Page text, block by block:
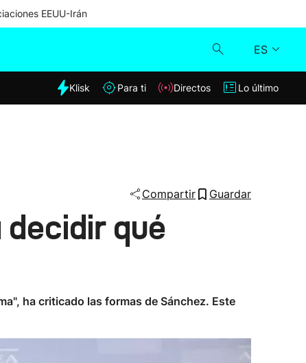
EEUU-Irán
ES
Klisk
Klisk Para ti Directos Lo último
Compartir Guardar
qué
ha criticado las formas de Sánchez. Este